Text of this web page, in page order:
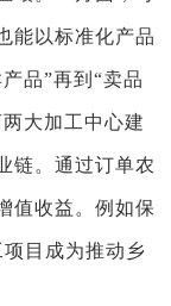
能以标准化产品
品”再到“卖品
大加工中心建
链。通过订单农
值收益。例如保
目成为推动乡